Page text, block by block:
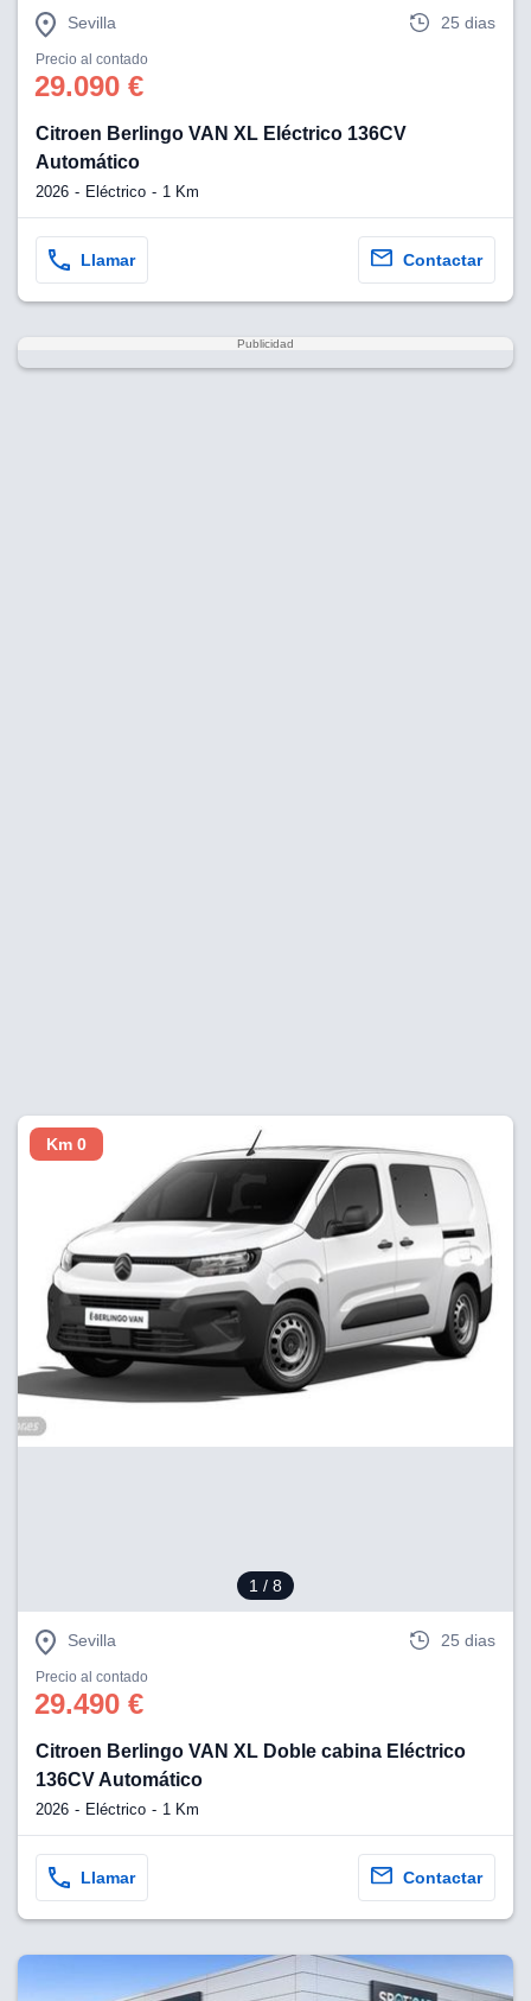
Sevilla 25 dias
Precio al contado
29.090 €
Citroen Berlingo VAN XL Eléctrico 136CV
Automático
2026 Eléctrico 1 Km
Llamar Contactar
1 / 8
Km 0
Sevilla 25 dias
Precio al contado
29.490 €
Citroen Berlingo VAN XL Doble cabina Eléctrico
136CV Automático
2026 Eléctrico 1 Km
Llamar Contactar